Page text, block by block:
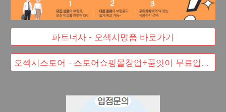
파트너사 - 오섹시명품 바로가기
오섹시스토어 - 스토어쇼핑몰창업+품앗이 무료입점 대박